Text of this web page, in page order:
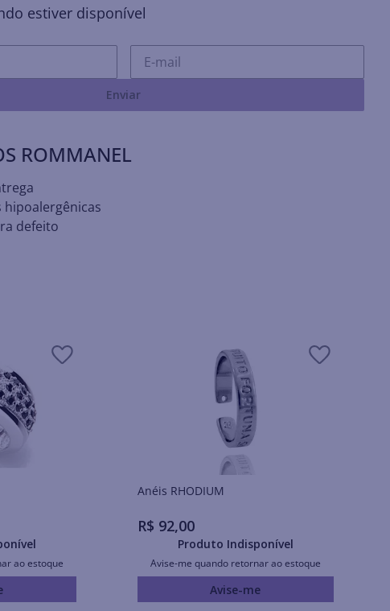
estiver disponível
Enviar
ROMMANEL
hipoalergênicas
defeito
ao estoque
Anéis RHODIUM
R$ 92,00
Produto Indisponível
Avise-me quando retornar ao estoque
Avise-me